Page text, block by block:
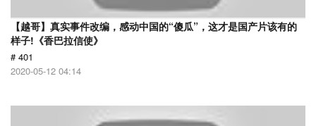
【越哥】真实事件改编，感动中国的“傻瓜”，这才是国产片该有的
样子!《香巴拉信使》
# 401
2020-05-12 04:14